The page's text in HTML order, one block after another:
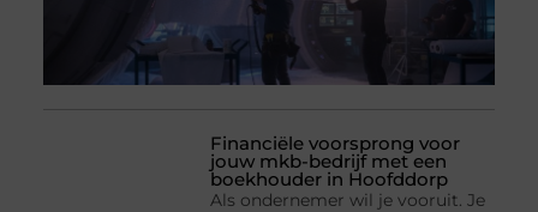
Financiële voorsprong voor
jouw mkb-bedrijf met een
boekhouder in Hoofddorp
Als ondernemer wil je vooruit. Je